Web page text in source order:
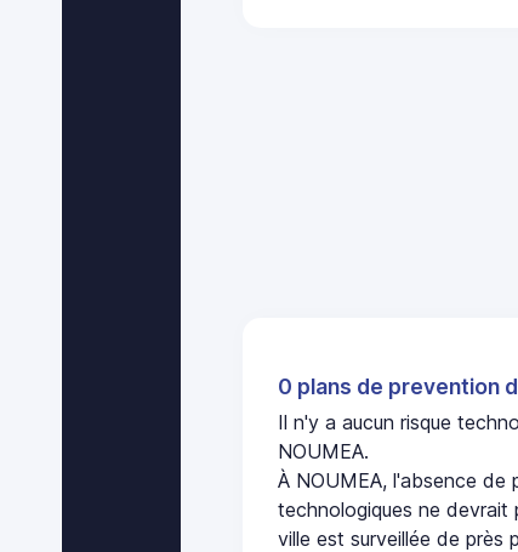
0 plans de prevention
Il n'y a aucun risque
NOUMEA.
À NOUMEA, l'absence de
technologiques ne devrait
ville est surveillée de près